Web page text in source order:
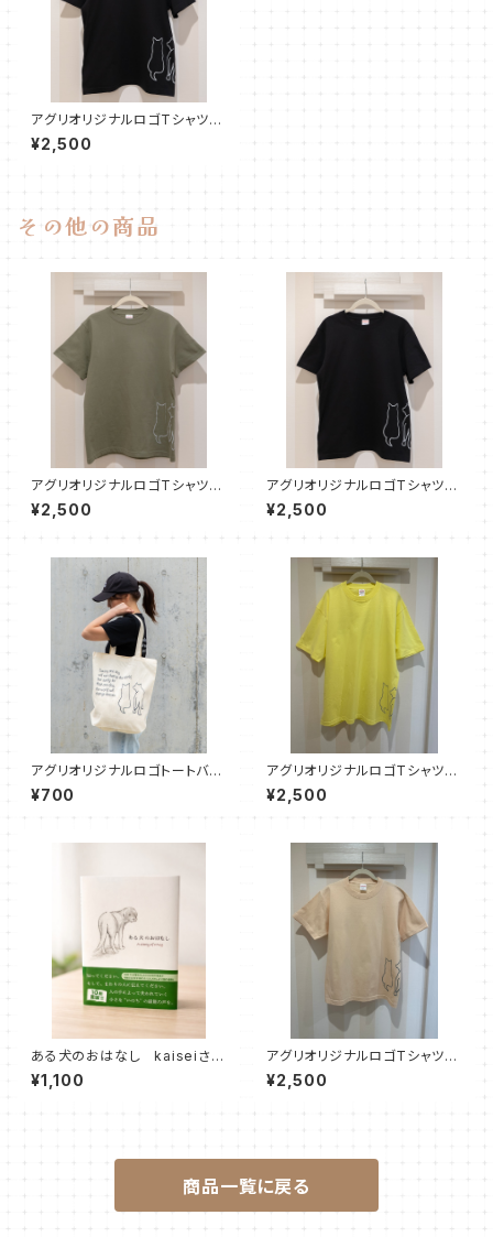
アグリオリジナルロゴTシャツ
【ブラック】
¥2,500
その他の商品
アグリオリジナルロゴTシャツ
【オリーブ】
¥2,500
アグリオリジナルロゴTシャツ
【ブラック】
¥2,500
アグリオリジナルロゴトートバッ
ク
¥700
アグリオリジナルロゴTシャツ
【ライトイエロー】
¥2,500
ある犬のおはなし kaiseiさん
サイン入り
¥1,100
アグリオリジナルロゴTシャツ
【ナチュラル】
¥2,500
商品一覧に戻る